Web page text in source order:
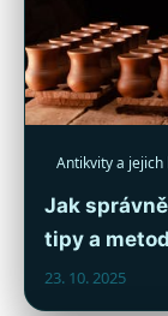
Antikvity a jejich
Jak
tipy a
23. 10. 2025